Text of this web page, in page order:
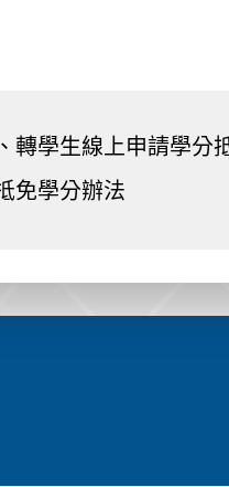
轉學生線上申請學分
免學分辦法